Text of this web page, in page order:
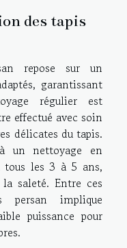
des tapis
repose sur un
garantissant
régulier est
effectué avec soin
délicates du tapis.
un nettoyage en
tous les 3 à 5 ans,
saleté. Entre ces
persan implique
puissance pour